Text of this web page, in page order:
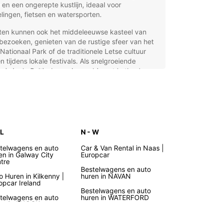
en een ongerepte kustlijn, ideaal voor
fietsen en watersporten.
kunnen ook het middeleeuwse kasteel van
genieten van de rustige sfeer van het
Park of de traditionele Letse cultuur
tijdens lokale festivals. Als snelgroeiende
in de Baltische regio combineert Letland
geniet u van een ruim aanbod aan
in Letland, perfect afgestemd op uw
Of u nu een compacte stadswagen zoekt voor
in Riga of een ruime SUV voor een
en auto
in Galway City
Huren in Kilkenny |
Ireland
en auto
N - W
Car & Van Rental in Naas |
Europcar
Bestelwagens en auto
huren in NAVAN
Bestelwagens en auto
huren in WATERFORD